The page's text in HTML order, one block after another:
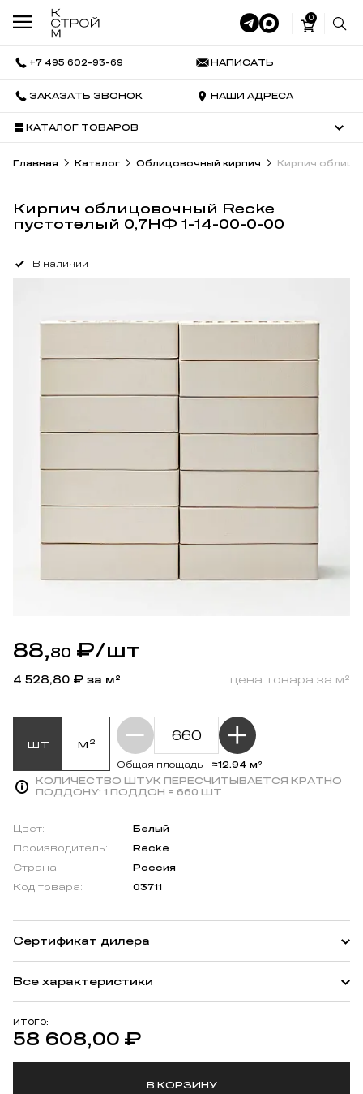
0
+7 495 602-93-69 НАПИСАТЬ
ЗАКАЗАТЬ ЗВОНОК НАШИ АДРЕСА
КАТАЛОГ ТОВАРОВ
Главная Каталог Облицовочный кирпич Кирпич
Кирпич облицовочный Recke
пустотелый 0,7НФ 1-14-00-0-00
В наличии
88,80 ₽/шт
4 528,80 ₽ за м² цена товара за м²
шт м²
Общая площадь
≈12.94 м²
КОЛИЧЕСТВО ШТУК ПЕРЕСЧИТЫВАЕТСЯ КРАТНО
ПОДДОНУ: 1 ПОДДОН = 660 ШТ
ИТОГО:
58 608,00 ₽
В КОРЗИНУ
Цвет:
Белый
Производитель:
Recke
Страна:
Россия
Код товара:
03711
Все характеристики
Сертификат дилера